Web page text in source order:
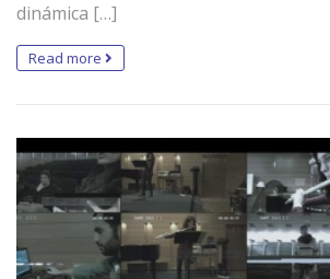
dinámica […]
Read more